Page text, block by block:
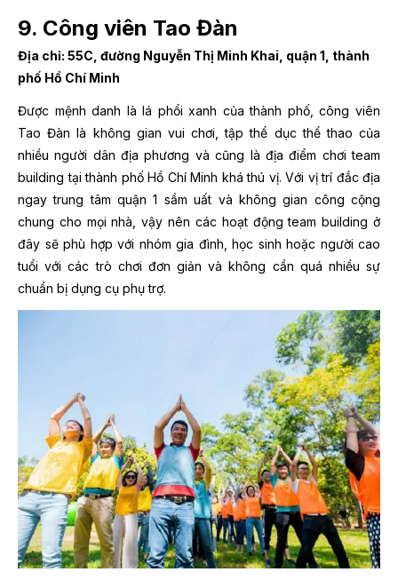
9. Công viên Tao Đàn
Địa chỉ: 55C, đường Nguyễn Thị Minh Khai, quận 1, thành
phố Hồ Chí Minh
Được mệnh danh là lá phổi xanh của thành phố, công viên
Tao Đàn là không gian vui chơi, tập thể dục thể thao của
nhiều người dân địa phương và cũng là địa điểm chơi team
building tại thành phố Hồ Chí Minh khá thú vị. Với vị trí đắc địa
ngay trung tâm quận 1 sầm uất và không gian công cộng
chung cho mọi nhà, vậy nên các hoạt động team building ở
đây sẽ phù hợp với nhóm gia đình, học sinh hoặc người cao
tuổi với các trò chơi đơn giản và không cần quá nhiều sự
chuẩn bị dụng cụ phụ trợ.